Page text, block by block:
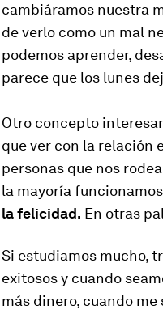
cambiáramos nuestra
de verlo como un mal
podemos aprender,
parece que los lunes
Otro concepto
que ver con la relación
personas que nos
la mayoría
la felicidad. En otras
Si estudiamos mucho,
exitosos y cuando
más dinero, cuando